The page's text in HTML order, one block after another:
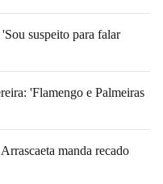
suspeito para falar
'Flamengo e Palmeiras
manda recado